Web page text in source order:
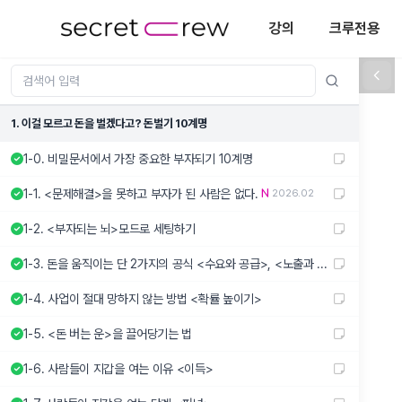
강의 크루전용
1. 이걸 모르고 돈을 벌겠다고? 돈벌기 10계명
1-0. 비밀문서에서 가장 중요한 부자되기 10계명
1-1. <문제해결>을 못하고 부자가 된 사람은 없다. 2026.02
1-2. <부자되는 뇌>모드로 세팅하기
1-3. 돈을 움직이는 단 2가지의 공식 <수요와 공급>, <노출과 전환>
1-4. 사업이 절대 망하지 않는 방법 <확률 높이기>
1-5. <돈 버는 운>을 끌어당기는 법
1-6. 사람들이 지갑을 여는 이유 <이득>